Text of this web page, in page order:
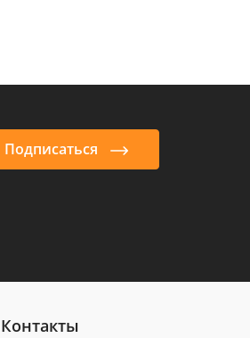
Подписаться
Контакты